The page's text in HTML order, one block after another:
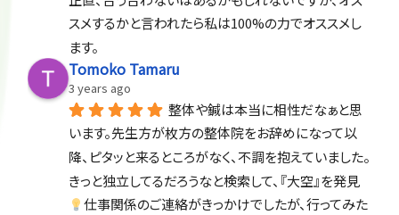
スメするかと言われたら私は100%の力でオススメし
ます。
Tomoko Tamaru
3 years ago
整体や鍼は本当に相性だなぁと思
います。先生方が枚方の整体院をお辞めになって以
降、ピタッと来るところがなく、不調を抱えていました。
きっと独立してるだろうなと検索して、『大空』を発見
仕事関係のご連絡がきっかけでしたが、行ってみた